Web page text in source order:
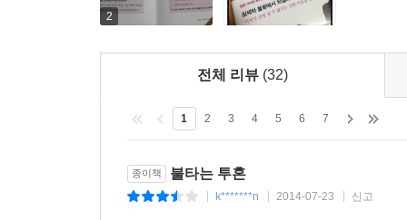
가진 집단이어야만 한다는 것이다. 그러기 위
고귀한 동기를 가져라
경영자는 여러 국면에서 항상 판단을 요구받는
기업의 운명조차 결정된다. 그렇다면 마음속에
2
전체 리뷰 (32)
1 2 3 4 5 6 7
종이책 불타는 투혼
k*******n 2014-07-23 신고